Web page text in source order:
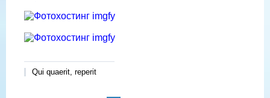
Qui quaerit, reperit